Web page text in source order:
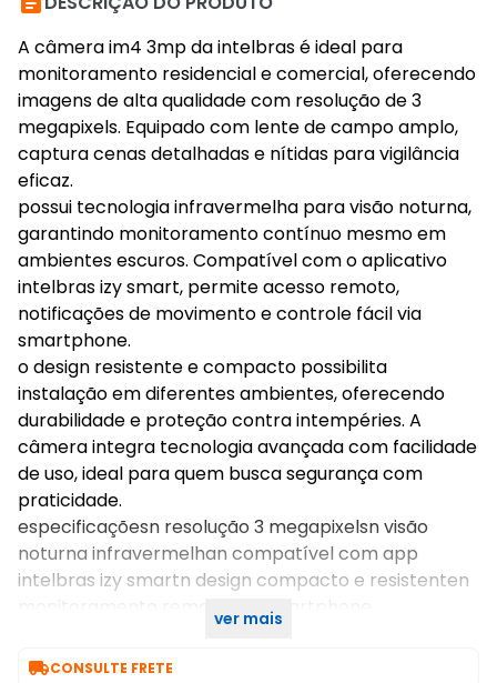
A câmera im4 3mp da intelbras é ideal para
monitoramento residencial e comercial, oferecendo
imagens de alta qualidade com resolução de 3
megapixels. Equipado com lente de campo amplo,
captura cenas detalhadas e nítidas para vigilância
eficaz.
possui tecnologia infravermelha para visão noturna,
garantindo monitoramento contínuo mesmo em
ambientes escuros. Compatível com o aplicativo
intelbras izy smart, permite acesso remoto,
notificações de movimento e controle fácil via
smartphone.
o design resistente e compacto possibilita
instalação em diferentes ambientes, oferecendo
durabilidade e proteção contra intempéries. A
câmera integra tecnologia avançada com facilidade
de uso, ideal para quem busca segurança com
praticidade.
especificaçõesn resolução 3 megapixelsn visão
noturna infravermelhan compatível com app
intelbras izy smartn design compacto e resistenten
monitoramento remoto via smartphone
ver mais
CONSULTE FRETE